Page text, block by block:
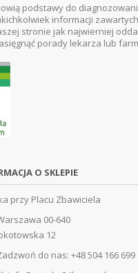
podstawy do
informacji
stronie jak najwierniej
porady lekarza lub
O SKLEPIE
przy Placu Zbawiciela
00-640
12
do nas: +48 504 166 699